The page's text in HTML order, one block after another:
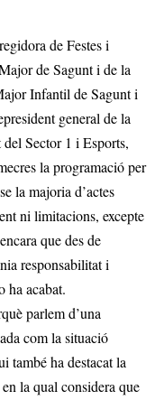
de Festes i
de Sagunt i de la
Infantil de Sagunt i
general de la
Sector 1 i Esports,
la programació per
la majoria d’actes
ni limitacions, excepte
que des de
responsabilitat i
ha acabat.
parlem d’una
com la situació
també ha destacat la
la qual considera que